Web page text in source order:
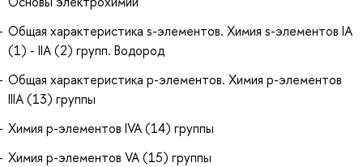
Общая характеристика s-элементов. Химия s-элементов IA
(1) - IIA (2) групп. Водород
Общая характеристика p-элементов. Химия p-элементов
IIIA (13) группы
Химия p-элементов IVA (14) группы
Химия p-элементов VA (15) группы